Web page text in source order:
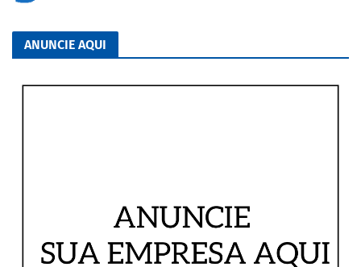
ANUNCIE AQUI